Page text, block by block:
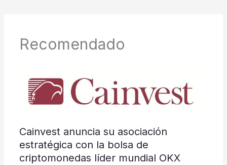
Recomendado
Cainvest anuncia su asociación
estratégica con la bolsa de
criptomonedas líder mundial OKX